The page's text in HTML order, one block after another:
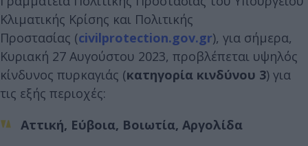
Κλιματικής Κρίσης και Πολιτικής
Προστασίας (civilprotection.gov.gr), για σήμερα,
Κυριακή 27 Αυγούστου 2023, προβλέπεται υψηλός
κίνδυνος πυρκαγιάς (κατηγορία κινδύνου 3) για
τις εξής περιοχές:
Αττική, Εύβοια, Βοιωτία, Αργολίδα